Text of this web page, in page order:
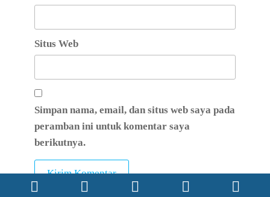
Situs Web
Simpan nama, email, dan situs web saya pada
peramban ini untuk komentar saya
berikutnya.